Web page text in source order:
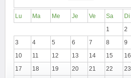
Lu Ma Me Je Ve Sa
Di
1
2
3
4 5 6 7 8
9
10
11 12 13 14 15
16
17
18 19 20 21 22
23